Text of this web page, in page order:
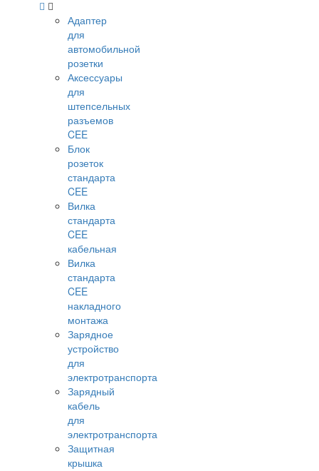
Адаптер
для
автомобильной
розетки
Аксессуары
для
штепсельных
разъемов
CEE
Блок
розеток
стандарта
CEE
Вилка
стандарта
CEE
кабельная
Вилка
стандарта
CEE
накладного
монтажа
Зарядное
устройство
для
электротранспорта
Зарядный
кабель
для
электротранспорта
Защитная
крышка